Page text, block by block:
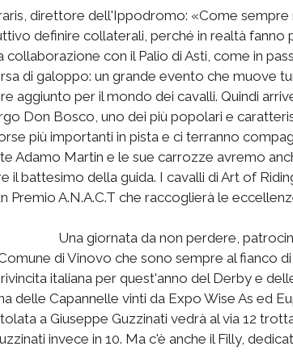
direttore dell'Ippodromo: «Come sempre
definire collaterali, perché in realtà fanno
con il Palio di Asti, come in
di galoppo: un grande evento che muove
aggiunto per il mondo dei cavalli. Quindi
Don Bosco, uno dei più popolari e
più importanti in pista e ci terranno
Adamo Martin e le sue carrozze avremo
il battesimo della guida. I cavalli di Art of
Premio A.N.A.C.T che raccoglierà le
Una giornata da non perdere,
di Vinovo che sono sempre al fianco
italiana per quest'anno del Derby e
delle Capannelle vinti da Expo Wise As ed
a Giuseppe Guzzinati vedrà al via 12
invece in 10. Ma c'è anche il Filly,